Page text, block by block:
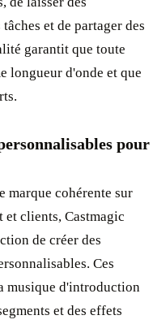
et de partager des
garantit que toute
longueur d'onde et que
pour
marque cohérente sur
et clients, Castmagic
de créer des
Ces
musique d'introduction
et des effets